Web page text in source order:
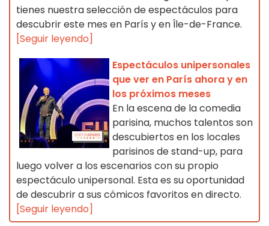
tienes nuestra selección de espectáculos para
descubrir este mes en París y en Île-de-France.
[Seguir leyendo]
Espectáculos unipersonales
que ver en París ahora y en
los próximos meses
En la escena de la comedia
parisina, muchos talentos son
descubiertos en los locales
parisinos de stand-up, para
luego volver a los escenarios con su propio
espectáculo unipersonal. Esta es su oportunidad
de descubrir a sus cómicos favoritos en directo.
[Seguir leyendo]